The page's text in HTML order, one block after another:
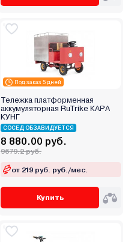
Под заказ 5 дней
Тележка платформенная
аккумуляторная RuTrike КАРА
КУНГ
СОСЕД ОБЗАВИДУЕТСЯ
8 880.00 руб.
9679.2 руб.
от 219 руб. руб./мес.
Купить